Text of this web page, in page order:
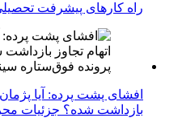
راه کارهای پیشرفت
افشای پشت پرده: آیا
بازداشت شده؟ جزئیات